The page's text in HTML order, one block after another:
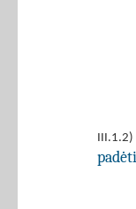
III.1.2)